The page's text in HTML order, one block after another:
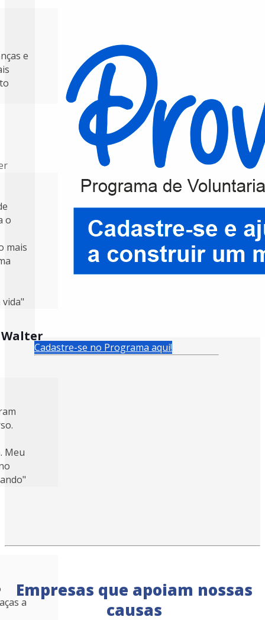
e
o
mais
Meu
a
Cadastre-se no Programa aqui!
Empresas que apoiam nossas
causas